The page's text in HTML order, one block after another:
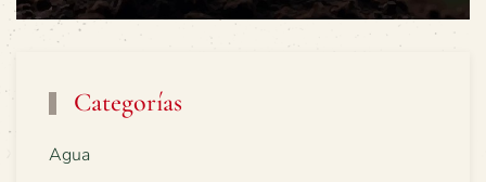
Categorías
Agua